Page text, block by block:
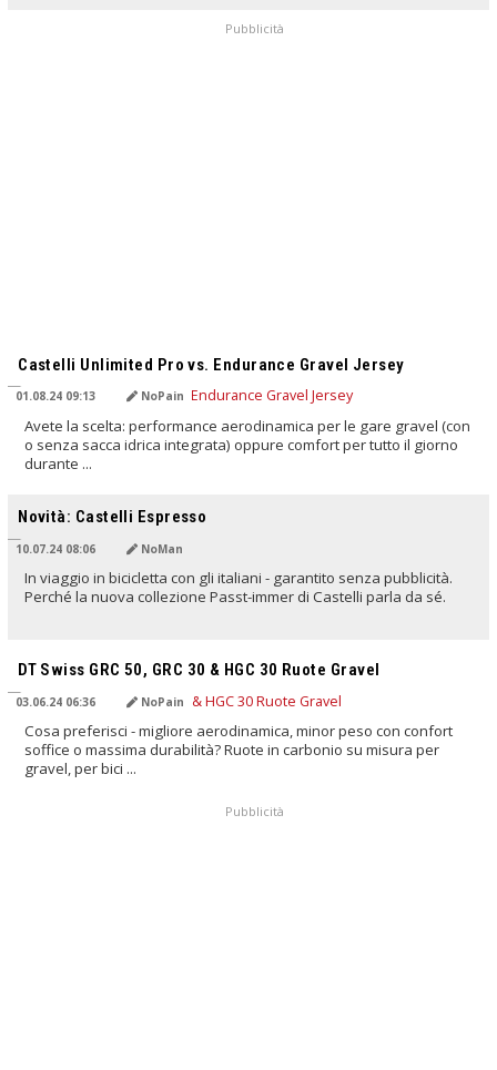
Pubblicità
Castelli Unlimited Pro vs. Endurance Gravel Jersey
01.08.24 09:13 NoPain
Avete la scelta: performance aerodinamica per le gare gravel (con
o senza sacca idrica integrata) oppure comfort per tutto il giorno
durante ...
Novità: Castelli Espresso
10.07.24 08:06 NoMan
In viaggio in bicicletta con gli italiani - garantito senza pubblicità.
Perché la nuova collezione Passt-immer di Castelli parla da sé.
DT Swiss GRC 50, GRC 30 & HGC 30 Ruote Gravel
03.06.24 06:36 NoPain
Cosa preferisci - migliore aerodinamica, minor peso con confort
soffice o massima durabilità? Ruote in carbonio su misura per
gravel, per bici ...
Pubblicità